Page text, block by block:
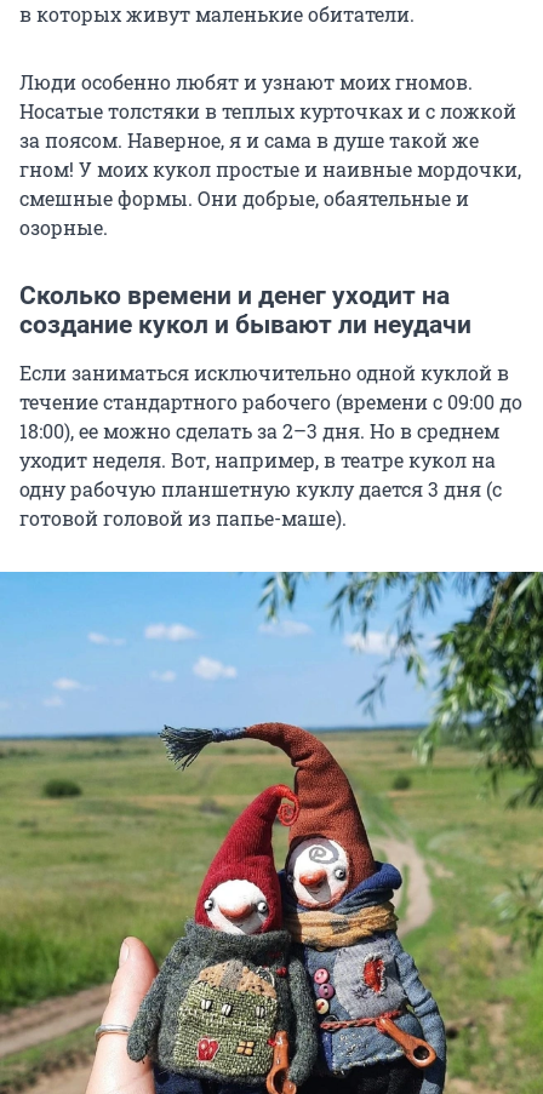
в которых живут маленькие обитатели.
Люди особенно любят и узнают моих гномов.
Носатые толстяки в теплых курточках и с ложкой
за поясом. Наверное, я и сама в душе такой же
гном! У моих кукол простые и наивные мордочки,
смешные формы. Они добрые, обаятельные и
озорные.
Сколько времени и денег уходит на
создание кукол и бывают ли неудачи
Если заниматься исключительно одной куклой в
течение стандартного рабочего (времени с 09:00 до
18:00), ее можно сделать за 2–3 дня. Но в среднем
уходит неделя. Вот, например, в театре кукол на
одну рабочую планшетную куклу дается 3 дня (с
готовой головой из папье-маше).